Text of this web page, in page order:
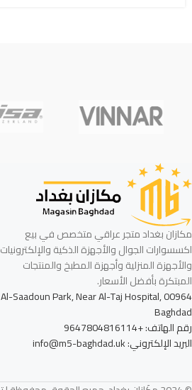
مكازان بغداد متجر عراقي متخصص في بيع
اكسسوارات الجوال والأجهزة الذكية والإلكترونيات
والأجهزة المنزلية وأجهزة المطبخ والمنتجات
المبتكرة بأفضل الأسعار.
Al-Saadoun Park, Near Al-Taj Hospital, 00964
Baghdad
رقم الهاتف: +9647804816114
البريد الإلكتروني: info@m5-baghdad.uk